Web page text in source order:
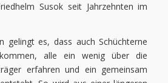
Susok seit Jahrzehnten im
gelingt es, dass auch Schüchterne
alle ein wenig über die
erfahren und ein gemeinsam